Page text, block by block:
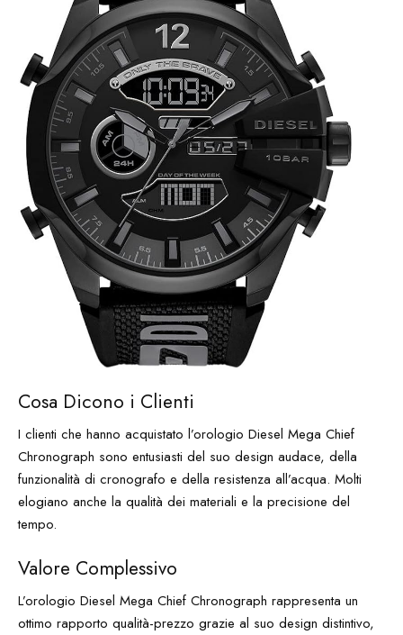
Cosa Dicono i Clienti
I clienti che hanno acquistato l’orologio Diesel Mega Chief
Chronograph sono entusiasti del suo design audace, della
funzionalità di cronografo e della resistenza all’acqua. Molti
elogiano anche la qualità dei materiali e la precisione del
tempo.
Valore Complessivo
L’orologio Diesel Mega Chief Chronograph rappresenta un
ottimo rapporto qualità-prezzo grazie al suo design distintivo,